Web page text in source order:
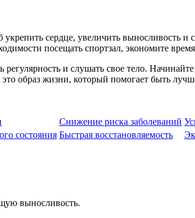
сердце, увеличить выносливость и
посещать спортзал, экономите
и слушать свое тело.
образ жизни, который помогает быть
Снижение риска заболеваний
состояния Быстрая восстановляемость
выносливость.